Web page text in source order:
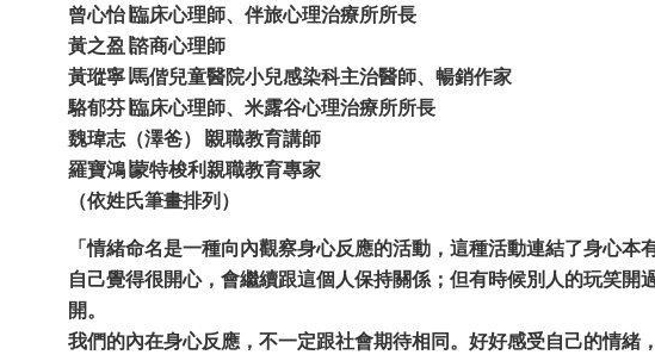
曾心怡∣臨床心理師、伴旅心理治療所所長
黃之盈∣諮商心理師
黃瑽寧∣馬偕兒童醫院小兒感染科主治醫師、暢銷作家
駱郁芬∣臨床心理師、米露谷心理治療所所長
魏瑋志（澤爸）∣親職教育講師
羅寶鴻∣蒙特梭利親職教育專家
（依姓氏筆畫排列）
「情緒命名是一種向內觀察身心反應的活動，這種活動連結了身心
自己覺得很開心，會繼續跟這個人保持關係；但有時候別人的玩笑
開。
我們的內在身心反應，不一定跟社會期待相同。好好感受自己的情